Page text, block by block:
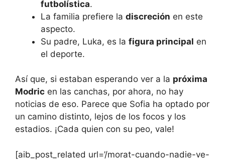
futbolística.
La familia prefiere la discreción en este
aspecto.
Su padre, Luka, es la figura principal en
el deporte.
Así que, si estaban esperando ver a la próxima
Modric en las canchas, por ahora, no hay
noticias de eso. Parece que Sofia ha optado por
un camino distinto, lejos de los focos y los
estadios. ¡Cada quien con su peo, vale!
[aib_post_related url=’/morat-cuando-nadie-ve-